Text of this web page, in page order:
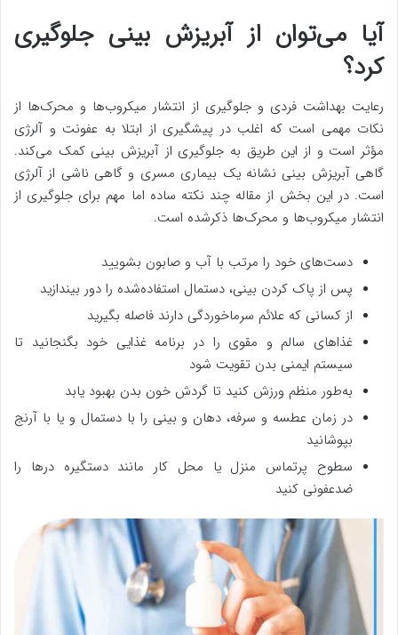
آیا می‌توان از آبریزش بینی جلوگیری
کرد؟
رعایت بهداشت فردی و جلوگیری از انتشار میکروب‌ها و محرک‌ها از
نکات مهمی است که اغلب در پیشگیری از ابتلا به عفونت و آلرژی
مؤثر است و از این طریق به جلوگیری از آبریزش بینی کمک می‌کند.
گاهی آبریزش بینی نشانه یک بیماری مسری و گاهی ناشی از آلرژی
است. در این بخش از مقاله چند نکته ساده اما مهم برای جلوگیری از
انتشار میکروب‌ها و محرک‌ها ذکرشده است.
دست‌های خود را مرتب با آب و صابون بشویید
پس از پاک کردن بینی، دستمال استفاده‌شده را دور بیندازید
از کسانی که علائم سرماخوردگی دارند فاصله بگیرید
غذاهای سالم و مقوی را در برنامه غذایی خود بگنجانید تا
سیستم ایمنی بدن تقویت شود
به‌طور منظم ورزش کنید تا گردش خون بدن بهبود یابد
در زمان عطسه و سرفه، دهان و بینی را با دستمال و یا با آرنج
بپوشانید
سطوح پرتماس منزل یا محل کار مانند دستگیره درها را
ضدعفونی کنید